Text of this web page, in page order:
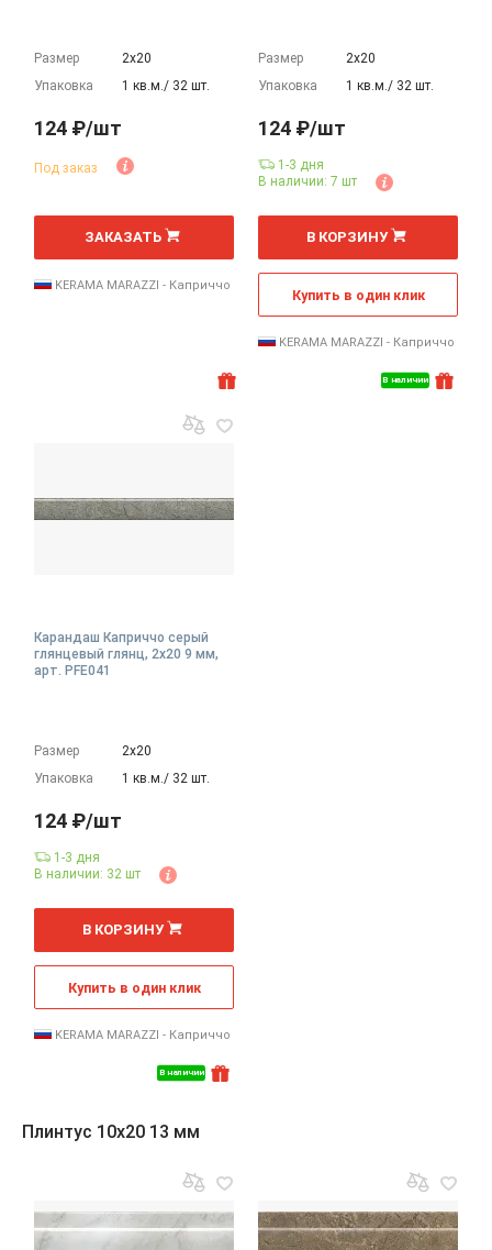
Размер
2х20
Упаковка
1 кв.м./ 32 шт.
124 ₽/шт
Под заказ
шт
ЗАКАЗАТЬ
KERAMA MARAZZI - Каприччо
Размер
2х20
Упаковка
1 кв.м./ 32 шт.
В наличии
124 ₽/шт
1-3 дня
В наличии: 7 шт
шт
В КОРЗИНУ
Купить в один клик
KERAMA MARAZZI - Каприччо
Карандаш Каприччо серый
глянцевый глянц, 2x20 9 мм,
арт. PFE041
Размер
2х20
Упаковка
1 кв.м./ 32 шт.
В наличии
124 ₽/шт
1-3 дня
В наличии: 32 шт
шт
В КОРЗИНУ
Купить в один клик
KERAMA MARAZZI - Каприччо
Плинтус 10x20 13 мм